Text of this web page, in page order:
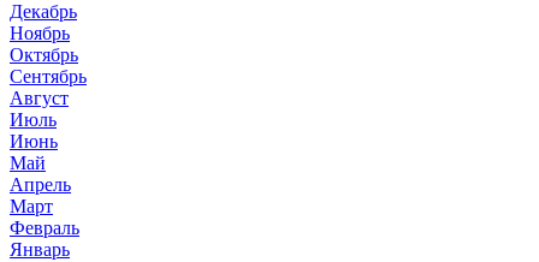
Декабрь
Ноябрь
Октябрь
Сентябрь
Август
Июль
Июнь
Май
Апрель
Март
Февраль
Январь